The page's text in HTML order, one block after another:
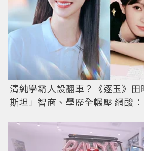
清純學霸人設翻車？《逐玉》田
斯坦」智商、學歷全輾壓 網酸